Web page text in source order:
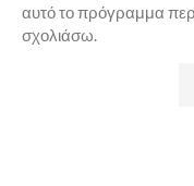
αυτό το πρόγραμμα
σχολιάσω.